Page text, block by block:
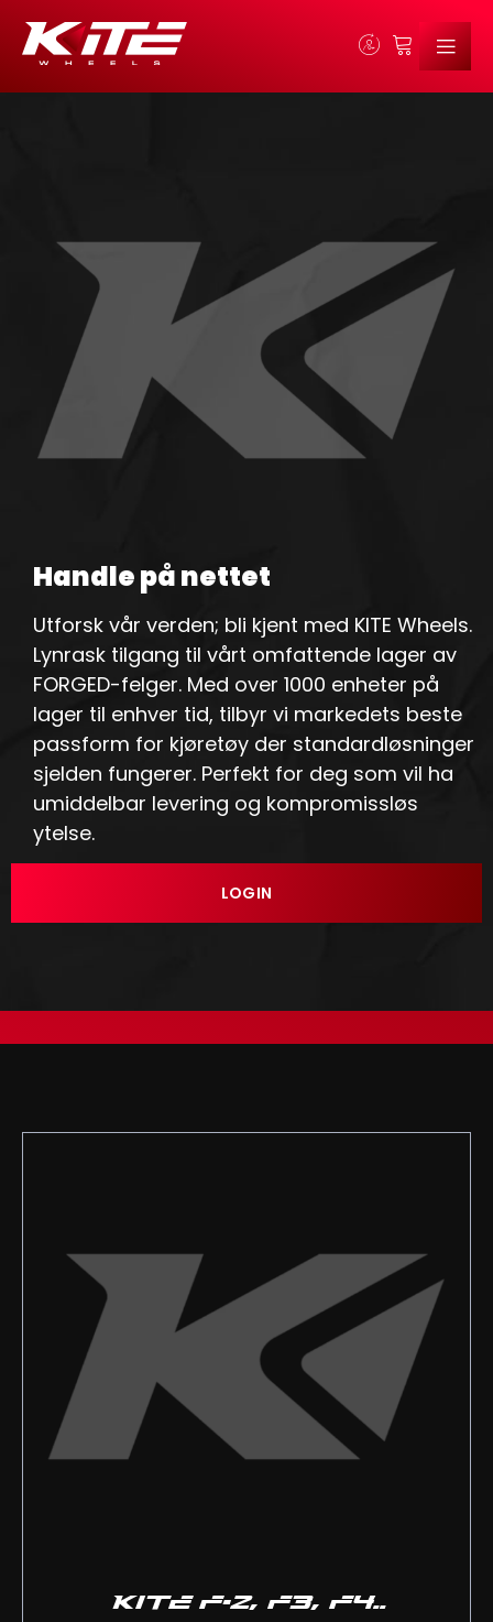
Handle på nettet
Utforsk vår verden; bli kjent med KITE Wheels.
Lynrask tilgang til vårt omfattende lager av
FORGED-felger. Med over 1000 enheter på
lager til enhver tid, tilbyr vi markedets beste
passform for kjøretøy der standardløsninger
sjelden fungerer. Perfekt for deg som vil ha
umiddelbar levering og kompromissløs
ytelse.
LOGIN
KITE F-2, F3, F4..